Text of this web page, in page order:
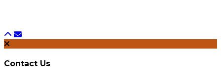
Contact Us